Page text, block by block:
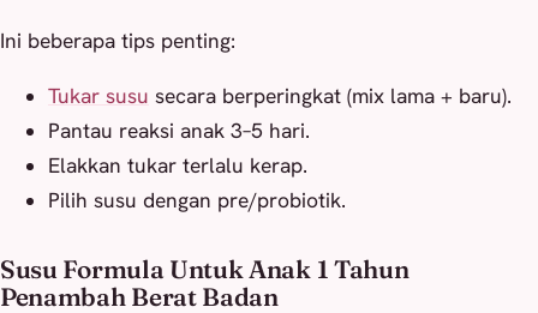
Ini beberapa tips penting:
Tukar susu secara berperingkat (mix lama + baru).
Pantau reaksi anak 3–5 hari.
Elakkan tukar terlalu kerap.
Pilih susu dengan pre/probiotik.
Susu Formula Untuk Anak 1 Tahun
Penambah Berat Badan